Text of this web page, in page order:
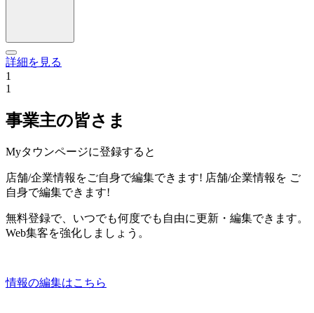
詳細を見る
1
1
事業主の皆さま
Myタウンページに登録すると
店舗/企業情報をご自身で編集できます! 店舗/企業情報を ご
自身で編集できます!
無料登録で、いつでも何度でも自由に更新・編集できます。
Web集客を強化しましょう。
情報の編集はこちら